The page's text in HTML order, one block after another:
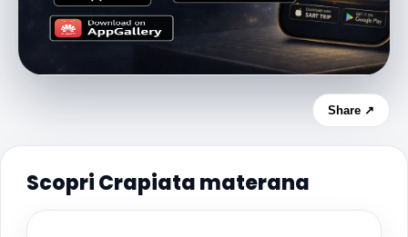
Share ↗
Scopri Crapiata materana